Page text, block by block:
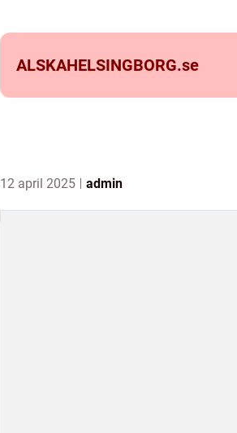
ALSKAHELSINGBORG.se
12 april 2025 admin